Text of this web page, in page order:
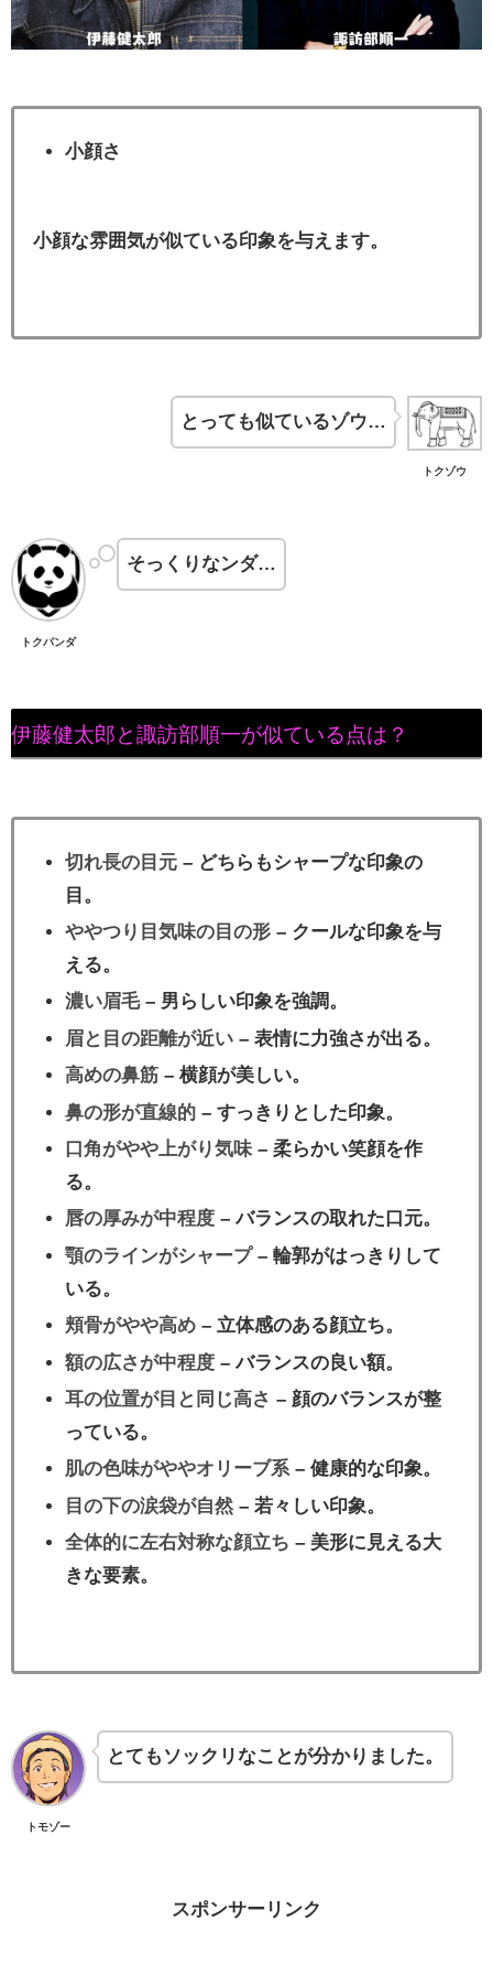
小顔さ
小顔な雰囲気が似ている印象を与えます。
トクゾウ
とっても似ているゾウ…
トクパンダ
そっくりなンダ…
伊藤健太郎と諏訪部順一が似ている点は？
切れ長の目元 – どちらもシャープな印象の
目。
ややつり目気味の目の形 – クールな印象を与
える。
濃い眉毛– 男らしい印象を強調。
眉と目の距離が近い – 表情に力強さが出る。
高めの鼻筋 – 横顔が美しい。
鼻の形が直線的 – すっきりとした印象。
口角がやや上がり気味– 柔らかい笑顔を作
る。
唇の厚みが中程度 – バランスの取れた口元。
顎のラインがシャープ– 輪郭がはっきりして
いる。
頬骨がやや高め – 立体感のある顔立ち。
額の広さが中程度 – バランスの良い額。
耳の位置が目と同じ高さ – 顔のバランスが整
っている。
肌の色味がややオリーブ系– 健康的な印象。
目の下の涙袋が自然 – 若々しい印象。
全体的に左右対称な顔立ち – 美形に見える大
きな要素。
トモゾー
とてもソックリなことが分かりました。
スポンサーリンク